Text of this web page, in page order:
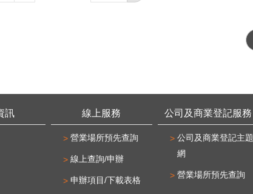
訊 線上服務
營業場所預先查詢
線上查詢/申辦
申辦項目/下載表格
公司及商業登記服務
公司及商業登記主題
網
營業場所預先查詢